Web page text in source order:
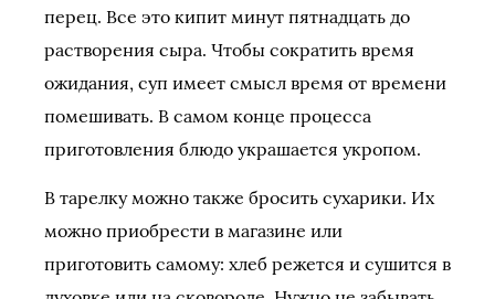
перец. Все это кипит минут пятнадцать до
растворения сыра. Чтобы сократить время
ожидания, суп имеет смысл время от времени
помешивать. В самом конце процесса
приготовления блюдо украшается укропом.
В тарелку можно также бросить сухарики. Их
можно приобрести в магазине или
приготовить самому: хлеб режется и сушится в